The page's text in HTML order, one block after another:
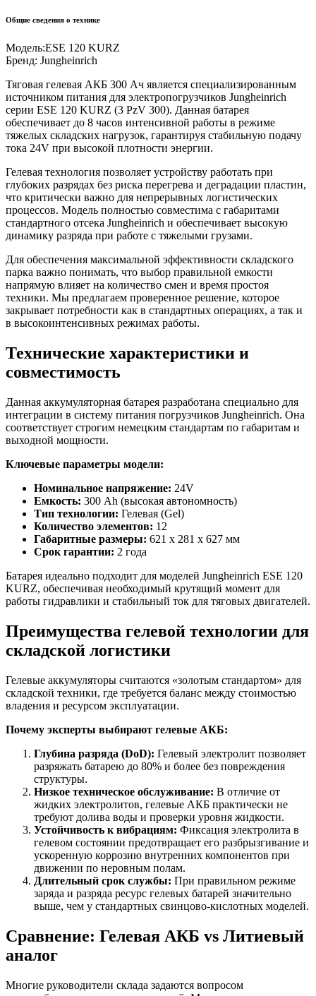
Общие сведения о технике
Модель:ESE 120 KURZ
Бренд: Jungheinrich
Тяговая гелевая АКБ 300 Ач является специализированным
источником питания для электропогрузчиков Jungheinrich
серии ESE 120 KURZ (3 PzV 300). Данная батарея
обеспечивает до 8 часов интенсивной работы в режиме
тяжелых складских нагрузок, гарантируя стабильную подачу
тока 24V при высокой плотности энергии.
Гелевая технология позволяет устройству работать при
глубоких разрядах без риска перегрева и деградации пластин,
что критически важно для непрерывных логистических
процессов. Модель полностью совместима с габаритами
стандартного отсека Jungheinrich и обеспечивает высокую
динамику разряда при работе с тяжелыми грузами.
Для обеспечения максимальной эффективности складского
парка важно понимать, что выбор правильной емкости
напрямую влияет на количество смен и время простоя
техники. Мы предлагаем проверенное решение, которое
закрывает потребности как в стандартных операциях, а так и
в высокоинтенсивных режимах работы.
Технические характеристики и
совместимость
Данная аккумуляторная батарея разработана специально для
интеграции в систему питания погрузчиков Jungheinrich. Она
соответствует строгим немецким стандартам по габаритам и
выходной мощности.
Ключевые параметры модели:
Номинальное напряжение: 24V
Емкость: 300 Ah (высокая автономность)
Тип технологии: Гелевая (Gel)
Количество элементов: 12
Габаритные размеры: 621 x 281 x 627 мм
Срок гарантии: 2 года
Батарея идеально подходит для моделей Jungheinrich ESE 120
KURZ, обеспечивая необходимый крутящий момент для
работы гидравлики и стабильный ток для тяговых двигателей.
Преимущества гелевой технологии для
складской логистики
Гелевые аккумуляторы считаются «золотым стандартом» для
складской техники, где требуется баланс между стоимостью
владения и ресурсом эксплуатации.
Почему эксперты выбирают гелевые АКБ:
Глубина разряда (DoD): Гелевый электролит позволяет
разряжать батарею до 80% и более без повреждения
структуры.
Низкое техническое обслуживание: В отличие от
жидких электролитов, гелевые АКБ практически не
требуют долива воды и проверки уровня жидкости.
Устойчивость к вибрациям: Фиксация электролита в
гелевом состоянии предотвращает его разбрызгивание и
ускоренную коррозию внутренних компонентов при
движении по неровным полам.
Длительный срок службы: При правильном режиме
заряда и разряда ресурс гелевых батарей значительно
выше, чем у стандартных свинцово-кислотных моделей.
Сравнение: Гелевая АКБ vs Литиевый
аналог
Многие руководители склада задаются вопросом